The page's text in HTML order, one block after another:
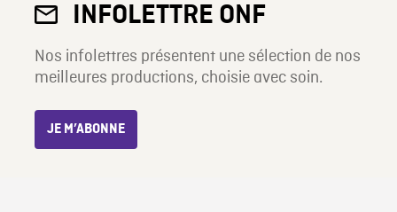
INFOLETTRE ONF
Nos infolettres présentent une sélection de nos
meilleures productions, choisie avec soin.
JE M’ABONNE